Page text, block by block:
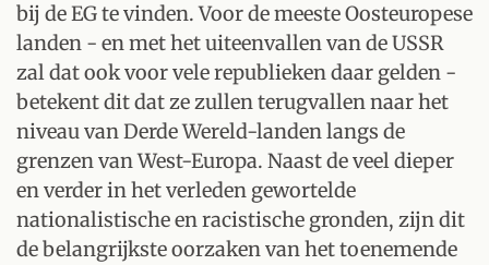
bij de EG te vinden. Voor de meeste Oosteuropese
landen - en met het uiteenvallen van de USSR
zal dat ook voor vele republieken daar gelden -
betekent dit dat ze zullen terugvallen naar het
niveau van Derde Wereld-landen langs de
grenzen van West-Europa. Naast de veel dieper
en verder in het verleden gewortelde
nationalistische en racistische gronden, zijn dit
de belangrijkste oorzaken van het toenemende